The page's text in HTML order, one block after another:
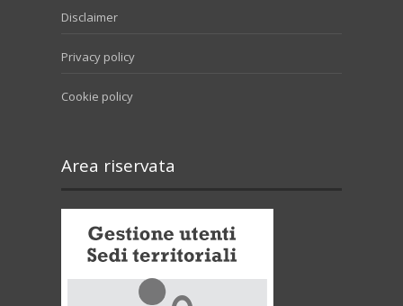
Disclaimer
Privacy policy
Cookie policy
Area riservata